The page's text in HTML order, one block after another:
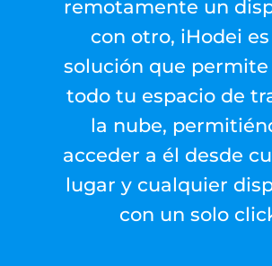
remotamente un
con otro, iHodei
solución que
todo tu espacio de
la nube,
acceder a él desde
lugar y cualquier
con un solo